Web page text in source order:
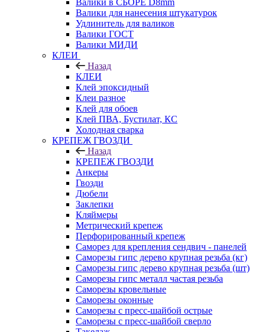
Валики в СБОРЕ D8mm
Валики для нанесения штукатурок
Удлинитель для валиков
Валики ГОСТ
Валики МИДИ
КЛЕИ
Назад
КЛЕИ
Клей эпоксидный
Клеи разное
Клей для обоев
Клей ПВА, Бустилат, КС
Холодная сварка
КРЕПЕЖ ГВОЗДИ
Назад
КРЕПЕЖ ГВОЗДИ
Анкеры
Гвозди
Дюбели
Заклепки
Кляймеры
Метрический крепеж
Перфорированный крепеж
Саморез для крепления сендвич - панелей
Саморезы гипс дерево крупная резьба (кг)
Саморезы гипс дерево крупная резьба (шт)
Саморезы гипс металл частая резьба
Саморезы кровельные
Саморезы оконные
Саморезы с пресс-шайбой острые
Саморезы с пресс-шайбой сверло